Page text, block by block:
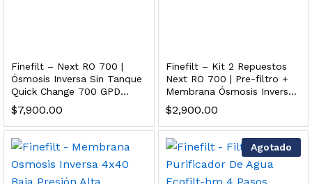
Finefilt – Next RO 700 |
Ósmosis Inversa Sin Tanque
Quick Change 700 GPD
Premium
$7,900.00
Finefilt – Kit 2 Repuestos
Next RO 700 | Pre-filtro +
Membrana Ósmosis Inversa
Cambio Rápido
$2,900.00
Agotado
SS304 Natural Cepillado | Agua Purificada
699.00
al carrito